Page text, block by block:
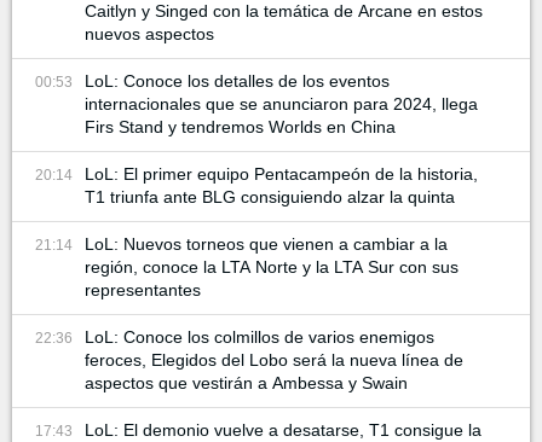
Caitlyn y Singed con la temática de Arcane en estos
nuevos aspectos
00:53
LoL: Conoce los detalles de los eventos
internacionales que se anunciaron para 2024, llega
Firs Stand y tendremos Worlds en China
20:14
LoL: El primer equipo Pentacampeón de la historia,
T1 triunfa ante BLG consiguiendo alzar la quinta
21:14
LoL: Nuevos torneos que vienen a cambiar a la
región, conoce la LTA Norte y la LTA Sur con sus
representantes
22:36
LoL: Conoce los colmillos de varios enemigos
feroces, Elegidos del Lobo será la nueva línea de
aspectos que vestirán a Ambessa y Swain
17:43
LoL: El demonio vuelve a desatarse, T1 consigue la